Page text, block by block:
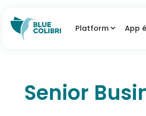
Platform App
Senior